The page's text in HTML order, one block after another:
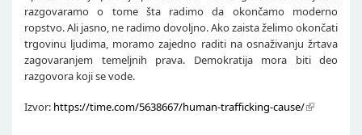
razgovaramo o tome šta radimo da okončamo moderno
ropstvo. Ali jasno, ne radimo dovoljno. Ako zaista želimo okončati
trgovinu ljudima, moramo zajedno raditi na osnaživanju žrtava
zagovaranjem temeljnih prava. Demokratija mora biti deo
razgovora koji se vode.
Izvor: https://time.com/5638667/human-trafficking-cause/